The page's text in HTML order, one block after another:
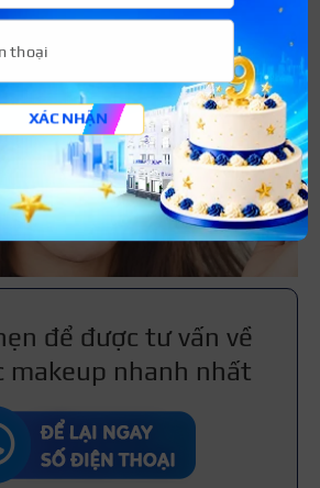
để được tư vấn về
makeup nhanh nhất
XÁC NHẬN